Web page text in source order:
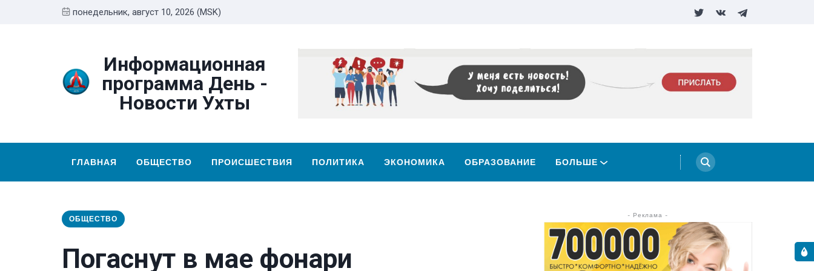
понедельник, август 10, 2026 (MSK)
Информационная
программа День -
Новости Ухты
ГЛАВНАЯ ОБЩЕСТВО ПРОИСШЕСТВИЯ ПОЛИТИКА ЭКОНОМИКА ОБРАЗОВАНИЕ БОЛЬШЕ
ОБЩЕСТВО
Погаснут в мае фонари
- Реклама -